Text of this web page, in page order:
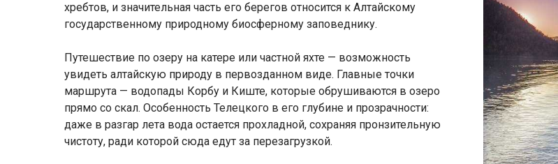
хребтов, и значительная часть его берегов относится к Алтайскому
государственному природному биосферному заповеднику.
Путешествие по озеру на катере или частной яхте — возможность
увидеть алтайскую природу в первозданном виде. Главные точки
маршрута — водопады Корбу и Киште, которые обрушиваются в озеро
прямо со скал. Особенность Телецкого в его глубине и прозрачности:
даже в разгар лета вода остается прохладной, сохраняя пронзительную
чистоту, ради которой сюда едут за перезагрузкой.